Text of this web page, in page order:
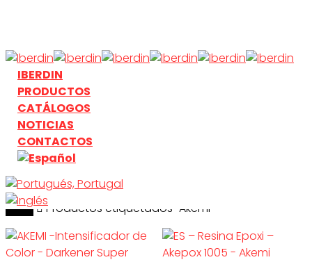
main
content
search
Menu
IBERDIN
PRODUCTOS
CATÁLOGOS
NOTICIAS
CONTACTOS
search
Inicio Productos etiquetados “Akemi”